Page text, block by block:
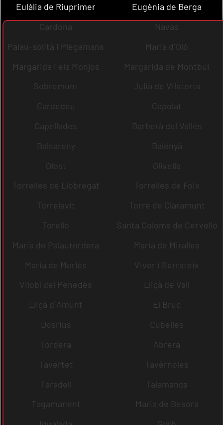
Eulàlia de Riuprimer
Eugènia de Berga
Cardona
Navas
Palau-solità i Plegamans
Maria d´Oló
Margarida i els Monjos
Margarida de Montbui
Sobremunt
Julià de Vilatorta
Cardedeu
Capolat
Capellades
Barberà del Vallès
Balsareny
Balenyà
Olost
Olivella
Torrelles de Llobregat
Torrelles de Foix
Torrelavit
Torre de Claramunt
Torelló
Santa Coloma de Cervelló
Maria de Palautordera
Maria de Miralles
Maria de Merlès
Viver i Serrateix
Vilobí del Penedès
Lliçà de Vall
Lliçà d´Amunt
El Bruc
Dosrius
Cubelles
Tordera
Abrera
Tavertet
Tavèrnoles
Taradell
Talamanca
Tagamanent
Maria de Besora